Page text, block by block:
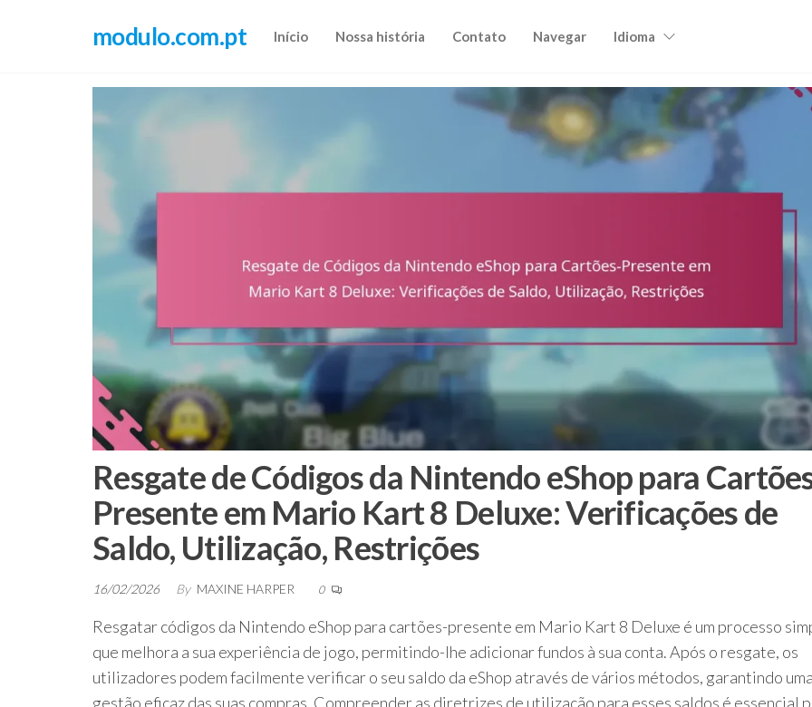
modulo.com.pt Início Nossa história Contato Navegar Idioma
Resgate de Códigos da Nintendo eShop para
Presente em Mario Kart 8 Deluxe: Verificações de
Saldo, Utilização, Restrições
16/02/2026 By MAXINE HARPER 0
Resgatar códigos da Nintendo eShop para cartões-presente em Mario Kart 8 Deluxe é um processo
que melhora a sua experiência de jogo, permitindo-lhe adicionar fundos à sua conta. Após o resgate, os
utilizadores podem facilmente verificar o seu saldo da eShop através de vários métodos, garantindo uma
gestão eficaz das suas compras. Compreender as diretrizes de utilização para esses saldos é essencial